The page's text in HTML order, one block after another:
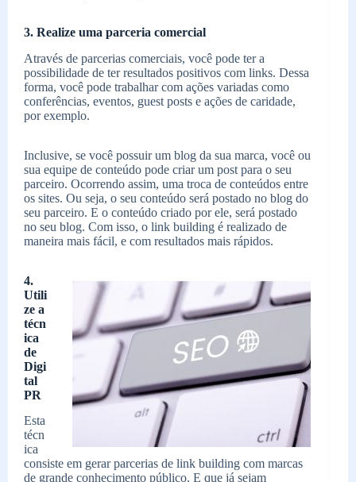
3. Realize uma parceria comercial
Através de parcerias comerciais, você pode ter a
possibilidade de ter resultados positivos com links. Dessa
forma, você pode trabalhar com ações variadas como
conferências, eventos, guest posts e ações de caridade,
por exemplo.
Inclusive, se você possuir um blog da sua marca, você ou
sua equipe de conteúdo pode criar um post para o seu
parceiro. Ocorrendo assim, uma troca de conteúdos entre
os sites. Ou seja, o seu conteúdo será postado no blog do
seu parceiro. E o conteúdo criado por ele, será postado
no seu blog. Com isso, o link building é realizado de
maneira mais fácil, e com resultados mais rápidos.
4.
Utili
ze a
técn
ica
de
Digi
tal
PR
Esta
técn
ica
consiste em gerar parcerias de link building com marcas
de grande conhecimento público. E que já sejam